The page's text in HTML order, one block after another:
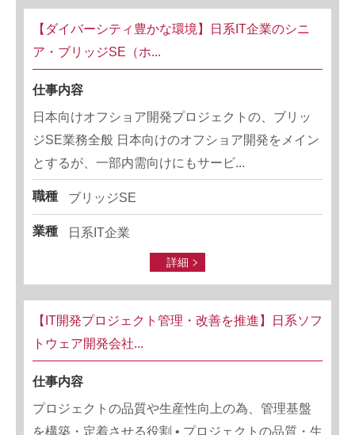
【ダイバーシティ豊かな環境】日系IT企業のシニ
ア・ブリッジSE（ホ...
仕事内容
日本向けオフショア開発プロジェクトの、ブリッ
ジSE業務全般 日本向けのオフショア開発をメイン
とするが、一部内需向けにもサービ...
職種 ブリッジSE
業種 日系IT企業
詳細
【IT開発プロジェクト管理・改善を推進】日系ソフ
トウェア開発会社...
仕事内容
プロジェクトの品質や生産性向上の為、管理基盤
を構築・定着させる役割 • プロジェクトの品質・生